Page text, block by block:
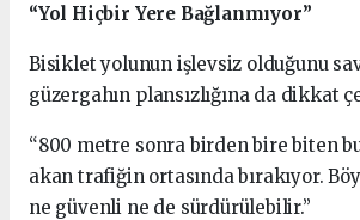
“Yol Hiçbir Yere Bağlanmıyor”
Bisiklet yolunun işlevsiz olduğunu
güzergahın plansızlığına da dikkat
“800 metre sonra birden bire biten
akan trafiğin ortasında bırakıyor.
ne güvenli ne de sürdürülebilir.”